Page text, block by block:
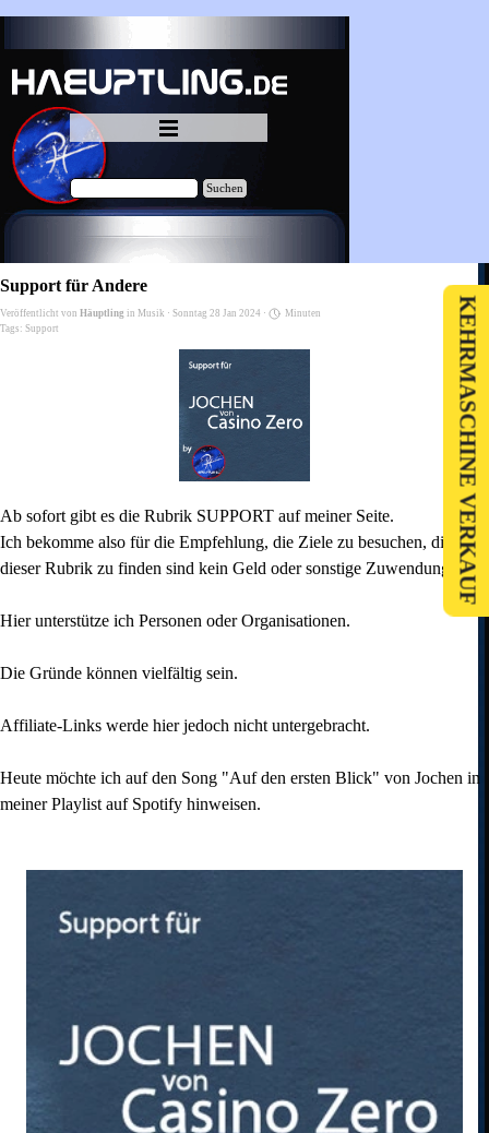
Menü überspringen
Suchen
Support für Andere
Veröffentlicht von Häuptling in Musik · Sonntag 28 Jan 2024 ·
Minuten
Tags: Support
Ab sofort gibt es die Rubrik SUPPORT auf meiner Seite.
Ich bekomme also für die Empfehlung, die Ziele zu besuchen, die in
dieser Rubrik zu finden sind kein Geld oder sonstige Zuwendungen.
Hier unterstütze ich Personen oder Organisationen.
Die Gründe können vielfältig sein.
Affiliate-Links werde hier jedoch nicht untergebracht.
Heute möchte ich auf den Song "Auf den ersten Blick" von Jochen in
meiner Playlist auf Spotify hinweisen.
KEHRMASCHINE VERKAUF